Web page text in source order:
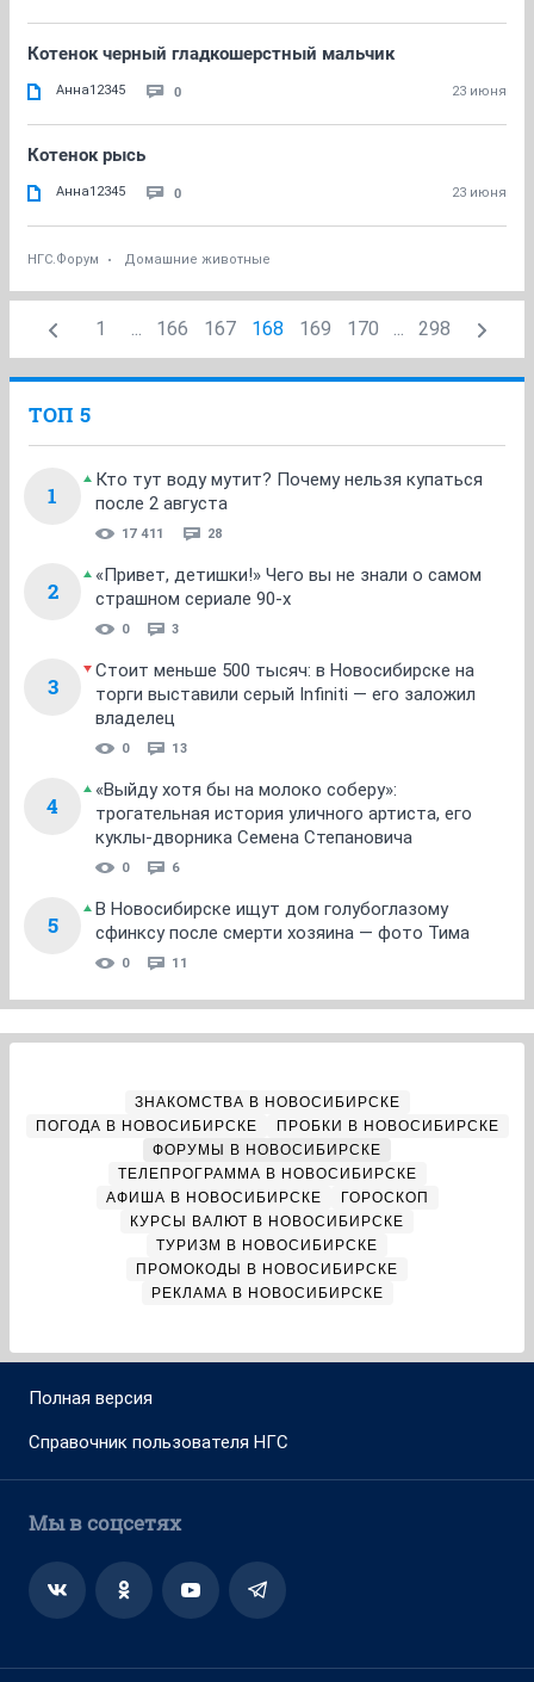
Котенок черный гладкошерстный мальчик
Анна12345 0 23 июня
Котенок рысь
Анна12345 0 23 июня
НГС.Форум Домашние животные
1 ... 166 167 168 169 170 ... 298
ТОП 5
1
Кто тут воду мутит? Почему нельзя купаться
после 2 августа
17 411 28
2
«Привет, детишки!» Чего вы не знали о самом
страшном сериале 90-х
0 3
3
Стоит меньше 500 тысяч: в Новосибирске на
торги выставили серый Infiniti — его заложил
владелец
0 13
4
«Выйду хотя бы на молоко соберу»:
трогательная история уличного артиста, его
куклы-дворника Семена Степановича
0 6
5
В Новосибирске ищут дом голубоглазому
сфинксу после смерти хозяина — фото Тима
0 11
ЗНАКОМСТВА В НОВОСИБИРСКЕ
ПОГОДА В НОВОСИБИРСКЕ
ПРОБКИ В НОВОСИБИРСКЕ
ФОРУМЫ В НОВОСИБИРСКЕ
ТЕЛЕПРОГРАММА В НОВОСИБИРСКЕ
АФИША В НОВОСИБИРСКЕ
ГОРОСКОП
КУРСЫ ВАЛЮТ В НОВОСИБИРСКЕ
ТУРИЗМ В НОВОСИБИРСКЕ
ПРОМОКОДЫ В НОВОСИБИРСКЕ
РЕКЛАМА В НОВОСИБИРСКЕ
Полная версия
Справочник пользователя НГС
Мы в соцсетях